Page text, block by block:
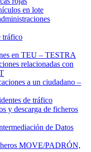
en lote
tráfico
en TEU – TESTRA
relacionadas con
a un ciudadano –
de tráfico
y descarga de ficheros
de Datos
MOVE/PADRÓN,